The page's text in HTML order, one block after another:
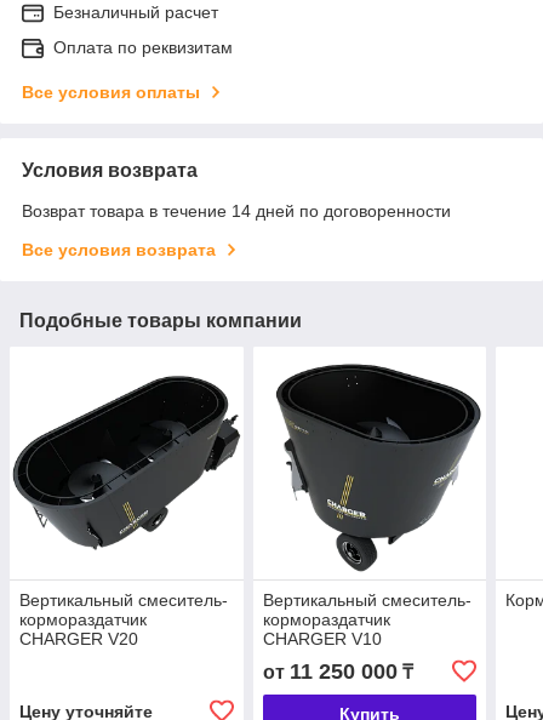
Безналичный расчет
Оплата по реквизитам
Все условия оплаты
Условия возврата
Возврат товара в течение 14 дней по договоренности
Все условия возврата
Подобные товары компании
Вертикальный смеситель-
кормораздатчик
CHARGER V20
Цену уточняйте
Вертикальный смеситель-
кормораздатчик
CHARGER V10
от 11 250 000₸
Купить